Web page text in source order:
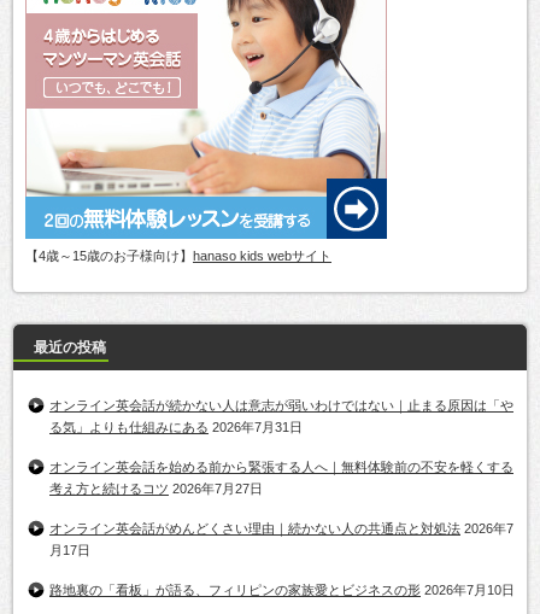
【4歳～15歳のお子様向け】 hanaso kids webサイト
最近の投稿
オンライン英会話が続かない人は意志が弱いわけではない｜止まる原因は「や
る気」よりも仕組みにある 2026年7月31日
オンライン英会話を始める前から緊張する人へ｜無料体験前の不安を軽くする
考え方と続けるコツ 2026年7月27日
オンライン英会話がめんどくさい理由｜続かない人の共通点と対処法 2026年7
月17日
路地裏の「看板」が語る、フィリピンの家族愛とビジネスの形 2026年7月10日